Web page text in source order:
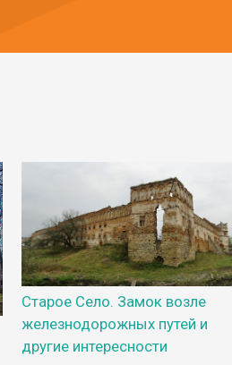
Старое Село. Замок возле
железнодорожных путей и
другие интересности